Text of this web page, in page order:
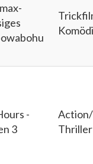
-
3
Action/
Thriller